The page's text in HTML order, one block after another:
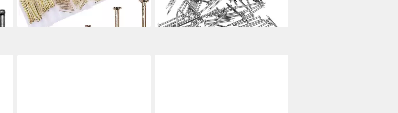
40,95 €
lieferbar in 6 Wochen
24,95 €
lieferbar - in 4-5 Werktagen bei dir